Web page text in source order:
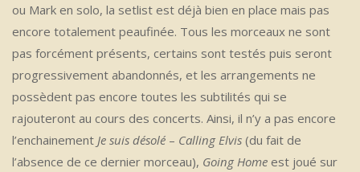
ou Mark en solo, la setlist est déjà bien en place mais pas
encore totalement peaufinée. Tous les morceaux ne sont
pas forcément présents, certains sont testés puis seront
progressivement abandonnés, et les arrangements ne
possèdent pas encore toutes les subtilités qui se
rajouteront au cours des concerts. Ainsi, il n’y a pas encore
l’enchainement Je suis désolé – Calling Elvis (du fait de
l’absence de ce dernier morceau), Going Home est joué sur